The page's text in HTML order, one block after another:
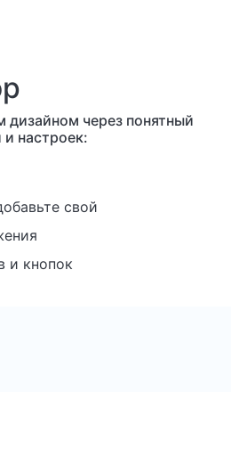
дизайном через понятный
настроек:
свой
и кнопок